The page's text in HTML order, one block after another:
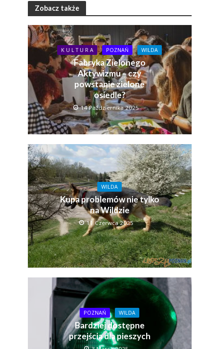
Zobacz także
K U L T U R A POZNAŃ WILDA
Fabryka Zielonego
Aktywizmu – czy
powstanie zielone
osiedle?
14 Października 2025
WILDA
Kupa problemów nie tylko
na Wildzie
11 Czerwca 2025
POZNAŃ WILDA
Bardziej dostępne
przejścia dla pieszych